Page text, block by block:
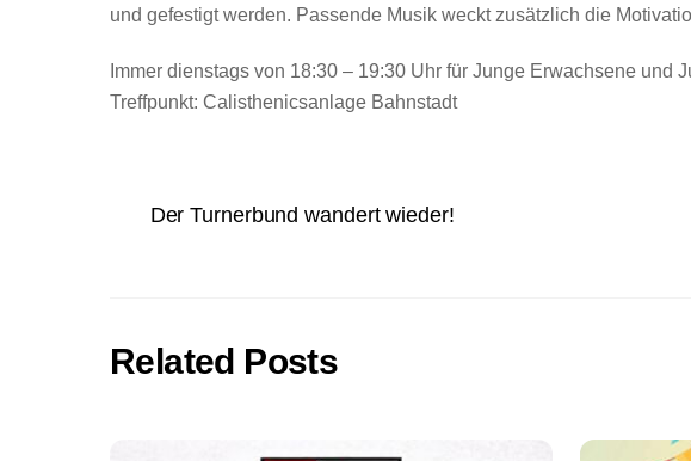
und gefestigt werden. Passende Musik weckt zusätzlich die
Immer dienstags von 18:30 – 19:30 Uhr für Junge Erwachsene und
Treffpunkt: Calisthenicsanlage Bahnstadt
Der Turnerbund wandert wieder!
Related Posts